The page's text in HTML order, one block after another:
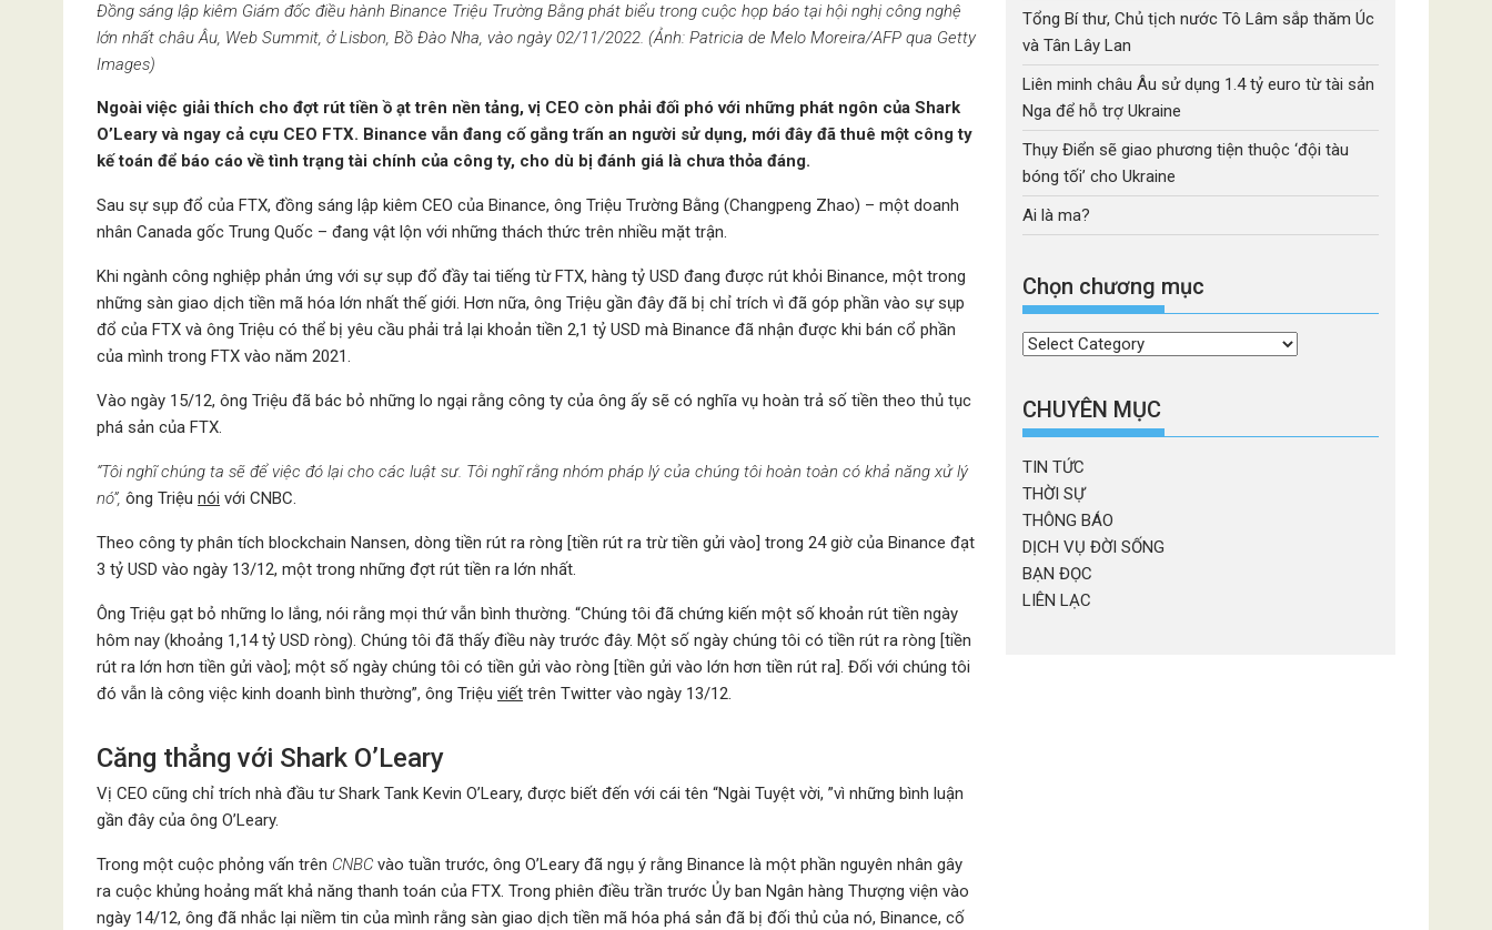
Đồng sáng lập kiêm Giám đốc điều hành Binance Triệu Trường Bằng phát biểu trong cuộc họp báo tại hội nghị công nghệ
lớn nhất châu Âu, Web Summit, ở Lisbon, Bồ Đào Nha, vào ngày 02/11/2022. (Ảnh: Patricia de Melo Moreira/AFP qua Getty
Images)
Ngoài việc giải thích cho đợt rút tiền ồ ạt trên nền tảng, vị CEO còn phải đối phó với những phát ngôn của Shark
O’Leary và ngay cả cựu CEO FTX. Binance vẫn đang cố gắng trấn an người sử dụng, mới đây đã thuê một công ty
kế toán để báo cáo về tình trạng tài chính của công ty, cho dù bị đánh giá là chưa thỏa đáng.
Sau sự sụp đổ của FTX, đồng sáng lập kiêm CEO của Binance, ông Triệu Trường Bằng (Changpeng Zhao) – một doanh
nhân Canada gốc Trung Quốc – đang vật lộn với những thách thức trên nhiều mặt trận.
Khi ngành công nghiệp phản ứng với sự sụp đổ đầy tai tiếng từ FTX, hàng tỷ USD đang được rút khỏi Binance, một trong
những sàn giao dịch tiền mã hóa lớn nhất thế giới. Hơn nữa, ông Triệu gần đây đã bị chỉ trích vì đã góp phần vào sự sụp
đổ của FTX và ông Triệu có thể bị yêu cầu phải trả lại khoản tiền 2,1 tỷ USD mà Binance đã nhận được khi bán cổ phần
của mình trong FTX vào năm 2021.
Vào ngày 15/12, ông Triệu đã bác bỏ những lo ngại rằng công ty của ông ấy sẽ có nghĩa vụ hoàn trả số tiền theo thủ tục
phá sản của FTX.
“Tôi nghĩ chúng ta sẽ để việc đó lại cho các luật sư. Tôi nghĩ rằng nhóm pháp lý của chúng tôi hoàn toàn có khả năng xử lý
nó”, ông Triệu nói với CNBC.
Theo công ty phân tích blockchain Nansen, dòng tiền rút ra ròng [tiền rút ra trừ tiền gửi vào] trong 24 giờ của Binance đạt
3 tỷ USD vào ngày 13/12, một trong những đợt rút tiền ra lớn nhất.
Ông Triệu gạt bỏ những lo lắng, nói rằng mọi thứ vẫn bình thường. “Chúng tôi đã chứng kiến một số khoản rút tiền ngày
hôm nay (khoảng 1,14 tỷ USD ròng). Chúng tôi đã thấy điều này trước đây. Một số ngày chúng tôi có tiền rút ra ròng [tiền
rút ra lớn hơn tiền gửi vào]; một số ngày chúng tôi có tiền gửi vào ròng [tiền gửi vào lớn hơn tiền rút ra]. Đối với chúng tôi
đó vẫn là công việc kinh doanh bình thường”, ông Triệu viết trên Twitter vào ngày 13/12.
Căng thẳng với Shark O’Leary
Vị CEO cũng chỉ trích nhà đầu tư Shark Tank Kevin O’Leary, được biết đến với cái tên “Ngài Tuyệt vời, ”vì những bình luận
gần đây của ông O’Leary.
Trong một cuộc phỏng vấn trên CNBC vào tuần trước, ông O’Leary đã ngụ ý rằng Binance là một phần nguyên nhân gây
ra cuộc khủng hoảng mất khả năng thanh toán của FTX. Trong phiên điều trần trước Ủy ban Ngân hàng Thượng viện vào
ngày 14/12, ông đã nhắc lại niềm tin của mình rằng sàn giao dịch tiền mã hóa phá sản đã bị đối thủ của nó, Binance, cố
Tổng Bí thư, Chủ tịch nước Tô Lâm sắp thăm Úc
và Tân Lây Lan
Liên minh châu Âu sử dụng 1.4 tỷ euro từ tài sản
Nga để hỗ trợ Ukraine
Thụy Điển sẽ giao phương tiện thuộc ‘đội tàu
bóng tối’ cho Ukraine
Ai là ma?
Chọn chương mục
Chọn
mục
CHUYÊN MỤC
TIN TỨC
THỜI SỰ
THÔNG BÁO
DỊCH VỤ ĐỜI SỐNG
BẠN ĐỌC
LIÊN LẠC